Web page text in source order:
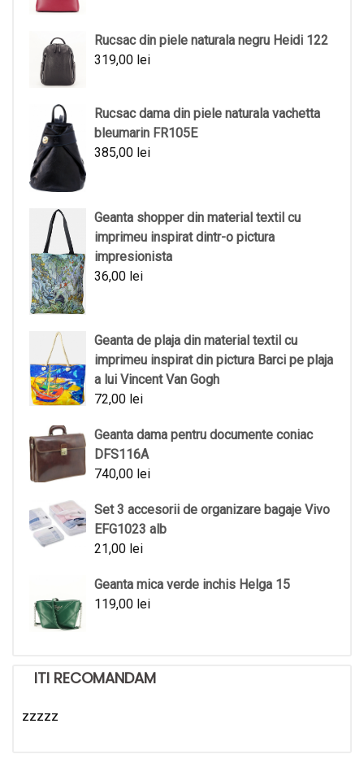
Rucsac din piele naturala negru Heidi 122
319,00 lei
Rucsac dama din piele naturala vachetta
bleumarin FR105E
385,00 lei
Geanta shopper din material textil cu
imprimeu inspirat dintr-o pictura
impresionista
36,00 lei
Geanta de plaja din material textil cu
imprimeu inspirat din pictura Barci pe plaja
a lui Vincent Van Gogh
72,00 lei
Geanta dama pentru documente coniac
DFS116A
740,00 lei
Set 3 accesorii de organizare bagaje Vivo
EFG1023 alb
21,00 lei
Geanta mica verde inchis Helga 15
119,00 lei
ITI RECOMANDAM
zzzzz